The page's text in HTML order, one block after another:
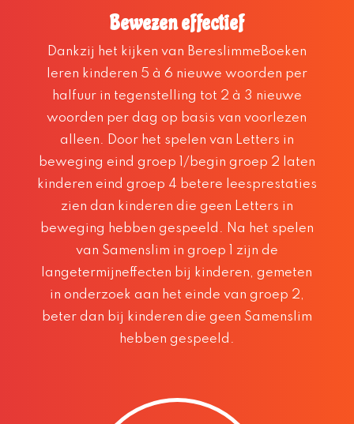
Bewezen effectief
Dankzij het kijken van BereslimmeBoeken
leren kinderen 5 à 6 nieuwe woorden per
halfuur in tegenstelling tot 2 à 3 nieuwe
woorden per dag op basis van voorlezen
alleen. Door het spelen van Letters in
beweging eind groep 1/begin groep 2 laten
kinderen eind groep 4 betere leesprestaties
zien dan kinderen die geen Letters in
beweging hebben gespeeld. Na het spelen
van Samenslim in groep 1 zijn de
langetermijneffecten bij kinderen, gemeten
in onderzoek aan het einde van groep 2,
beter dan bij kinderen die geen Samenslim
hebben gespeeld.